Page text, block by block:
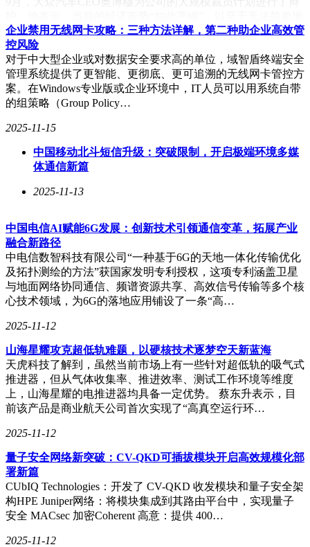
重复以前的做法。他指出，欧洲的汽车销量下降，来自亚洲的
新竞争对手正积极进入市场，市场份额变小但竞争却更加激
烈。
奥博穆同时表示，董事会正在制定“进一步措施”以应对汽车销
量下滑的困境，但未透露具体细节。尽管如此，大众仍然“坚
企业禁用无线网卡攻略：三种方法详解，第二种助企业高效管
控风险
对于中大型企业或对数据安全要求高的单位，域智盾终端安全
管理系统提供了更智能、更彻底、更可追溯的无线网卡管控方
案。在Windows专业版或企业环境中，IT人员可以用系统自带
的组策略（Group Policy…
2025-11-15
中国移动北斗短信升级：突破限制，开启极端环境多媒
体通信新篇
2025-11-13
中国电信AI赋能6G发展：创新技术引领通信变革，拓展产业
融合新路径
中电信数智科技有限公司“一种基于6G的天地一体化传输优化
及拓扑测绘的方法”获国家发明专利授权，这项专利涵盖卫星
与地面网络协同通信、频谱资源共享、高效信号传输等多个核
心技术领域，为6G的落地应用铺设了一条“高…
2025-11-12
山海星耀攻克超低轨难题，以硬核技术逐梦空天新蓝海
天虎科技了解到，虽然当前市场上有一些针对超低轨的吸气式
推进器，但从气体收集率、推进效率、测试工作环境等维度
上，山海星耀的电推进器均具备一定优势。 蔡东升表示，目
前该产品是商业航天公司首次实现了“高真空运行环…
2025-11-12
量子安全网络新突破：CV-QKD可插拔模块开启高效规模化部
署新篇
CUbIQ Technologies：开发了 CV-QKD 收发模块和量子安全架
构HPE Juniper网络：将模块集成到其路由平台中，实现量子
安全 MACsec 加密Coherent 高意：提供 400…
2025-11-12